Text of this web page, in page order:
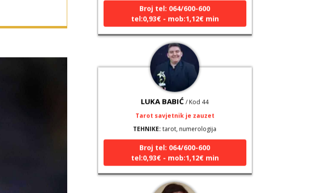
tel:0,93€ - mob:1,12€ min
LUKA BABIĆ/ Kod 44
Tarot savjetnik je zauzet
TEHNIKE:tarot, numerologija
Broj tel: 064/600-600
tel:0,93€ - mob:1,12€ min